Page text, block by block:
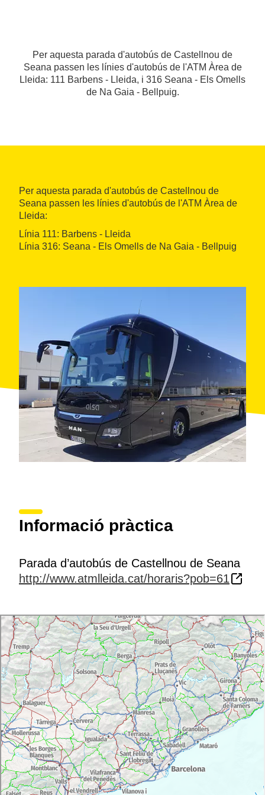
Per aquesta parada d'autobús de Castellnou de
Seana passen les línies d'autobús de l'ATM Àrea de
Lleida: 111 Barbens - Lleida, i 316 Seana - Els Omells
de Na Gaia - Bellpuig.
Per aquesta parada d'autobús de Castellnou de
Seana passen les línies d'autobús de l'ATM Àrea de
Lleida:
Línia 111: Barbens - Lleida
Línia 316: Seana - Els Omells de Na Gaia - Bellpuig
Informació pràctica
Parada d’autobús de Castellnou de Seana
http://www.atmlleida.cat/horaris?pob=61